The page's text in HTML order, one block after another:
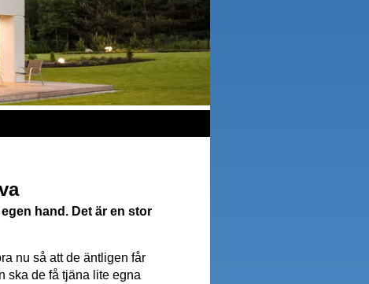
hand. Det är en stor
nu så att de äntligen får
ska de få tjäna lite egna